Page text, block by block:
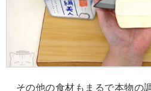
その他の食材もまるで本物の